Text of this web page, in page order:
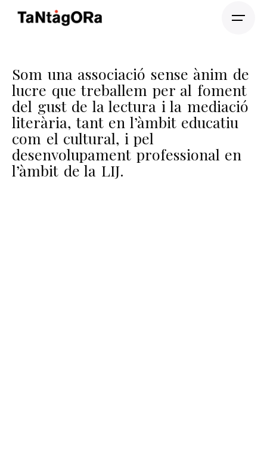
Som una associació sense ànim de
lucre que treballem per al foment
del gust de la lectura i la mediació
literària, tant en l’àmbit educatiu
com el cultural, i pel
desenvolupament professional en
l’àmbit de la LIJ.